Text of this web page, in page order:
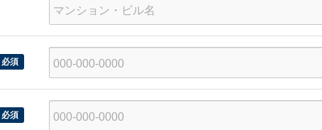
村、
番
地
物
必須
必須